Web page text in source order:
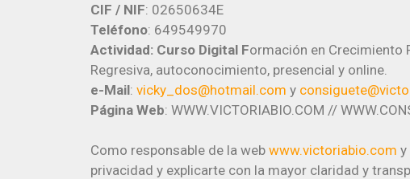
CIF / NIF: 02650634E
Teléfono: 649549970
Actividad: Curso Digital Formación en Crecimiento
Regresiva, autoconocimiento, presencial y online.
e-Mail: vicky_dos@hotmail.com y
Página Web: WWW.VICTORIABIO.COM //
Como responsable de la web www.victoriabio.com y
privacidad y explicarte con la mayor claridad y